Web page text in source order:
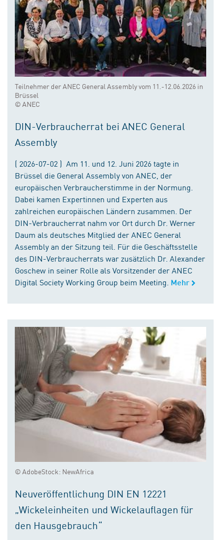
Teilnehmer der ANEC General Assembly vom 11.-12.06.2026 in
Brüssel
© ANEC
DIN-Verbraucherrat bei ANEC General
Assembly
( 2026-07-02 ) Am 11. und 12. Juni 2026 tagte in
Brüssel die General Assembly von ANEC, der
europäischen Verbraucherstimme in der Normung.
Dabei kamen Expertinnen und Experten aus
zahlreichen europäischen Ländern zusammen. Der
DIN-Verbraucherrat nahm vor Ort durch Dr. Werner
Daum als deutsches Mitglied der ANEC General
Assembly an der Sitzung teil. Für die Geschäftsstelle
des DIN-Verbraucherrats war zusätzlich Dr. Alexander
Goschew in seiner Rolle als Vorsitzender der ANEC
Digital Society Working Group beim Meeting. Mehr
© AdobeStock: NewAfrica
Neuveröffentlichung DIN EN 12221
„Wickeleinheiten und Wickelauflagen für
den Hausgebrauch“